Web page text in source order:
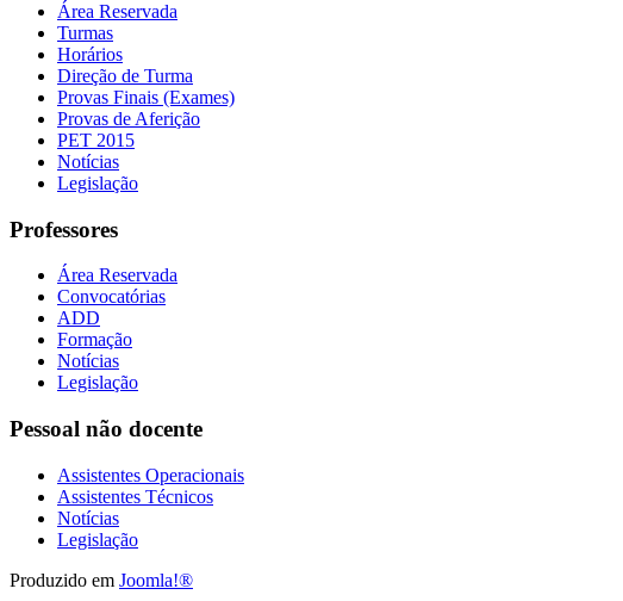
Área Reservada
Turmas
Horários
Direção de Turma
Provas Finais (Exames)
Provas de Aferição
PET 2015
Notícias
Legislação
Professores
Área Reservada
Convocatórias
ADD
Formação
Notícias
Legislação
Pessoal não docente
Assistentes Operacionais
Assistentes Técnicos
Notícias
Legislação
Produzido em Joomla!®